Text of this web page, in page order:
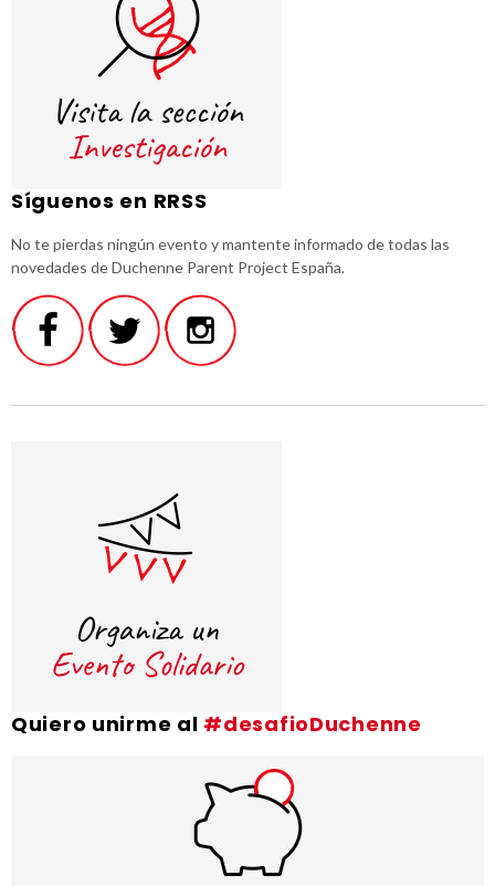
Síguenos en RRSS
No te pierdas ningún evento y mantente informado de todas las
novedades de Duchenne Parent Project España.
Quiero unirme al #desafioDuchenne